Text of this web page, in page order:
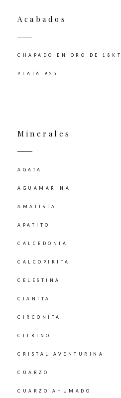
Acabados
CHAPADO EN ORO DE 18KT
PLATA 925
Minerales
AGATA
AGUAMARINA
AMATISTA
APATITO
CALCEDONIA
CALCOPIRITA
CELESTINA
CIANITA
CIRCONITA
CITRINO
CRISTAL AVENTURINA
CUARZO
CUARZO AHUMADO